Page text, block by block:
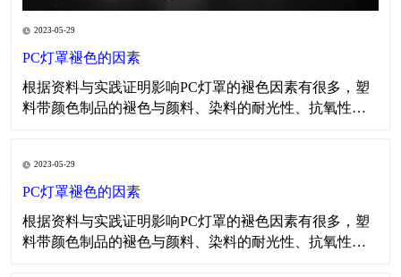
2023-05-29
PC灯罩褪色的因素
​​根据资料与实践证明影响PC灯罩的褪色因素有很多，塑
料带颜色制品的褪色与颜料、染料的耐光性、抗氧性、
树脂和防老化助剂的上述性能进行综合评定后才可选
用，以下是常规的影响产品变色的原因以及物流性能，
2023-05-29
PC灯罩褪色的因素
​​根据资料与实践证明影响PC灯罩的褪色因素有很多，塑
料带颜色制品的褪色与颜料、染料的耐光性、抗氧性、